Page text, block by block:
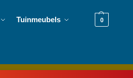
Tuinmeubels 0